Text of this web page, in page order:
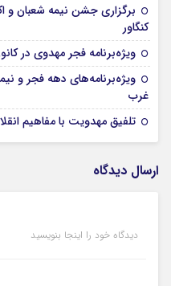
برگزاری جشن نیمه شعبان و
کنگاور
ویژه‌برنامه‌ فجر مهدوی در
غرب
تلفیق مهدویت با مفاهیم
ارسال دیدگاه
دیدگاه خود را اینجا بنویسید